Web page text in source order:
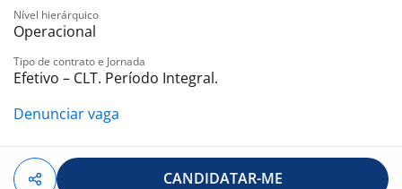
Nível hierárquico
Operacional
Tipo de contrato e Jornada
Efetivo – CLT. Período Integral.
Denunciar vaga
CANDIDATAR-ME